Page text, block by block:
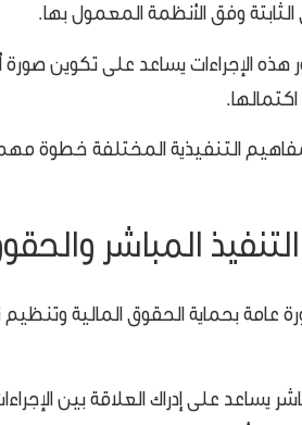
وفق الأنظمة المعمول بها.
الإجراءات يساعد على تكوين صورة
التنفيذية المختلفة خطوة
المباشر
عامة بحماية الحقوق المالية وتنظيم
يساعد على إدراك العلاقة بين